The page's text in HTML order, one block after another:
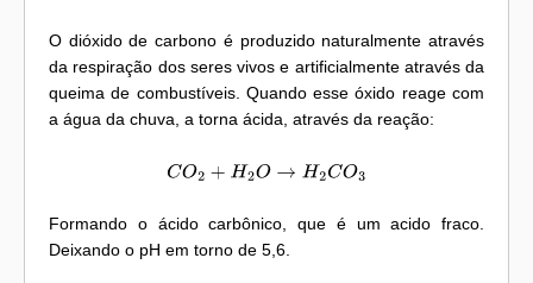
O dióxido de carbono é produzido naturalmente através
da respiração dos seres vivos e artificialmente através da
queima de combustíveis. Quando esse óxido reage com
a água da chuva, a torna ácida, através da reação:
CO2 +H2O→H 2CO3
Formando o ácido carbônico, que é um acido fraco.
Deixando o pH em torno de 5,6.